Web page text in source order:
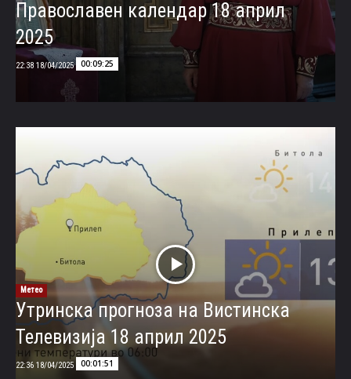
Православен календар 18 април
2025
00:09:25
18/04/2025 22:38
Метео
Утринска прогноза на Вистинска
Телевизија 18 април 2025
00:01:51
18/04/2025 22:36